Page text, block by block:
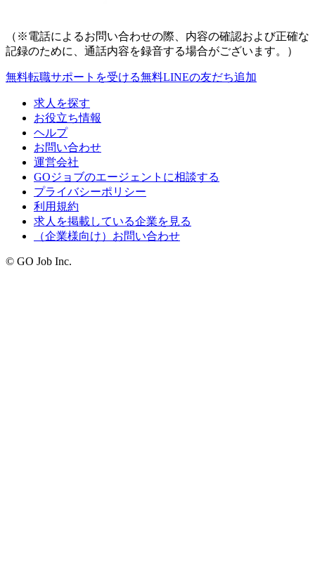
（※電話によるお問い合わせの際、内容の確認および正確な
記録のために、通話内容を録音する場合がございます。）
無料転職サポートを受ける無料LINEの友だち追加
求人を探す
お役立ち情報
ヘルプ
お問い合わせ
運営会社
GOジョブのエージェントに相談する
プライバシーポリシー
利用規約
求人を掲載している企業を見る
（企業様向け）お問い合わせ
© GO Job Inc.